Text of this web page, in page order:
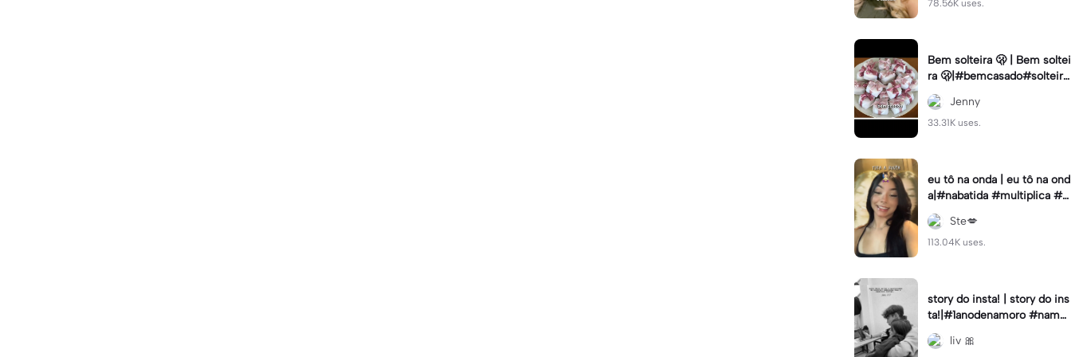
78.56K uses.
Bem solteira 🫢 | Bem soltei
ra 🫢|#bemcasado#solteira
#trendtiktok#i5#viral
Jenny
33.31K uses.
eu tô na onda | eu tô na ond
a|#nabatida #multiplica #e
feitos #efeitoscapcut #vira
lcut
Ste💋
113.04K uses.
story do insta! | story do ins
ta!|#1anodenamoro #namor
o #storynamorados
liv 🎀